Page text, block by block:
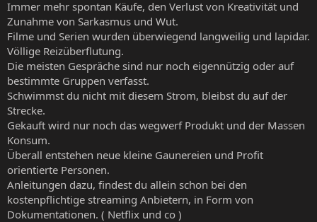
Immer mehr spontan Käufe, den Verlust von Kreativität und
Zunahme von Sarkasmus und Wut.
Filme und Serien wurden überwiegend langweilig und lapidar.
Völlige Reizüberflutung.
Die meisten Gespräche sind nur noch eigennützig oder auf
bestimmte Gruppen verfasst.
Schwimmst du nicht mit diesem Strom, bleibst du auf der
Strecke.
Gekauft wird nur noch das wegwerf Produkt und der Massen
Konsum.
Überall entstehen neue kleine Gaunereien und Profit
orientierte Personen.
Anleitungen dazu, findest du allein schon bei den
kostenpflichtige streaming Anbietern, in Form von
Dokumentationen. ( Netflix und co )